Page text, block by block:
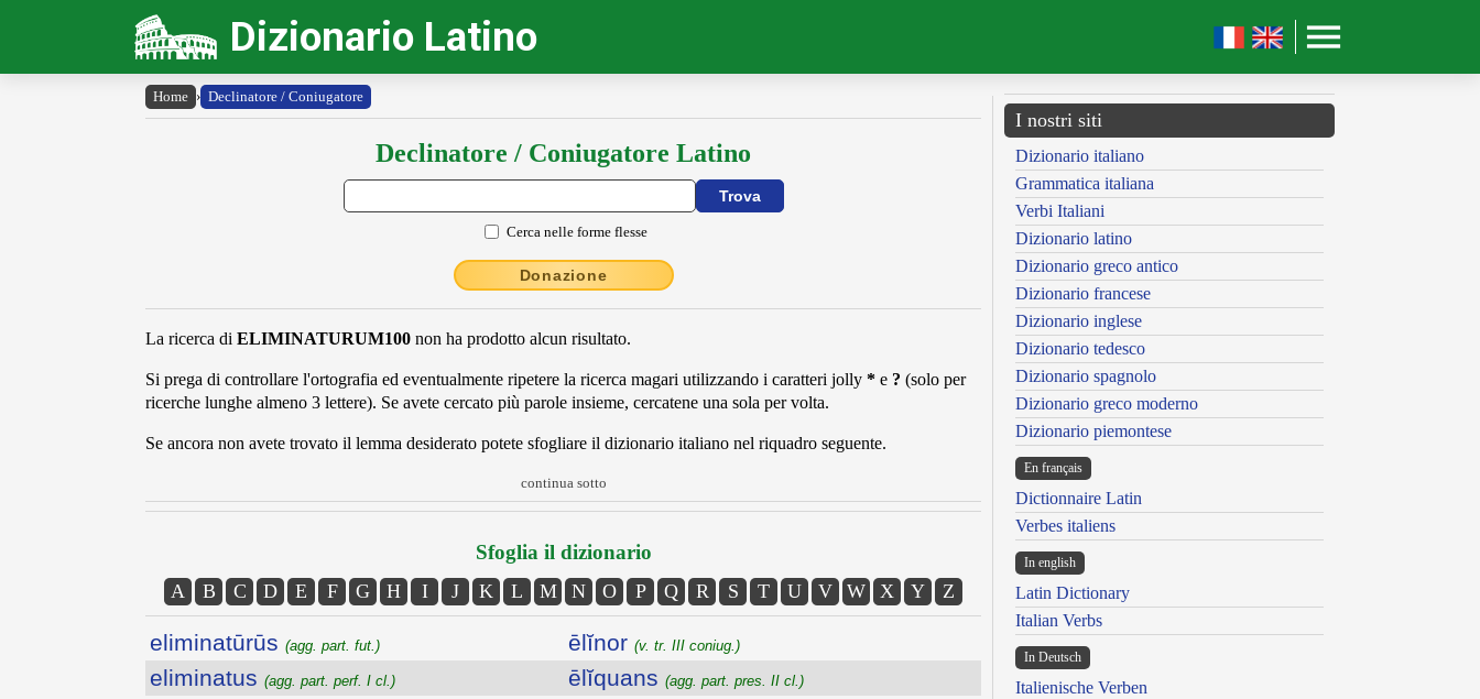
Dizionario Latino
Home › Declinatore / Coniugatore
Declinatore / Coniugatore Latino
Cerca nelle forme flesse
Donazione
La ricerca di ELIMINATURUM100 non ha prodotto alcun risultato.
Si prega di controllare l'ortografia ed eventualmente ripetere la ricerca magari utilizzando i caratteri jolly * e ? (solo per
ricerche lunghe almeno 3 lettere). Se avete cercato più parole insieme, cercatene una sola per volta.
Se ancora non avete trovato il lemma desiderato potete sfogliare il dizionario italiano nel riquadro seguente.
continua sotto
Sfoglia il dizionario
A B C D E F G H I J K L M N O P Q R S T U V W X Y Z
eliminatūrūs (agg. part. fut.) ēlĭnor (v. tr. III coniug.)
eliminatus (agg. part. perf. I cl.) ēlĭquans (agg. part. pres. II cl.)
I nostri siti
Dizionario italiano
Grammatica italiana
Verbi Italiani
Dizionario latino
Dizionario greco antico
Dizionario francese
Dizionario inglese
Dizionario tedesco
Dizionario spagnolo
Dizionario greco moderno
Dizionario piemontese
En français
Dictionnaire Latin
Verbes italiens
In english
Latin Dictionary
Italian Verbs
In Deutsch
Italienische Verben